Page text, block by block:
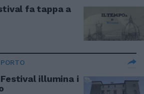
fa tappa a
illumina i